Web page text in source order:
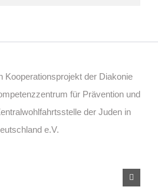
Kooperationsprojekt der Diakonie
für Prävention und
der Juden in
e.V.